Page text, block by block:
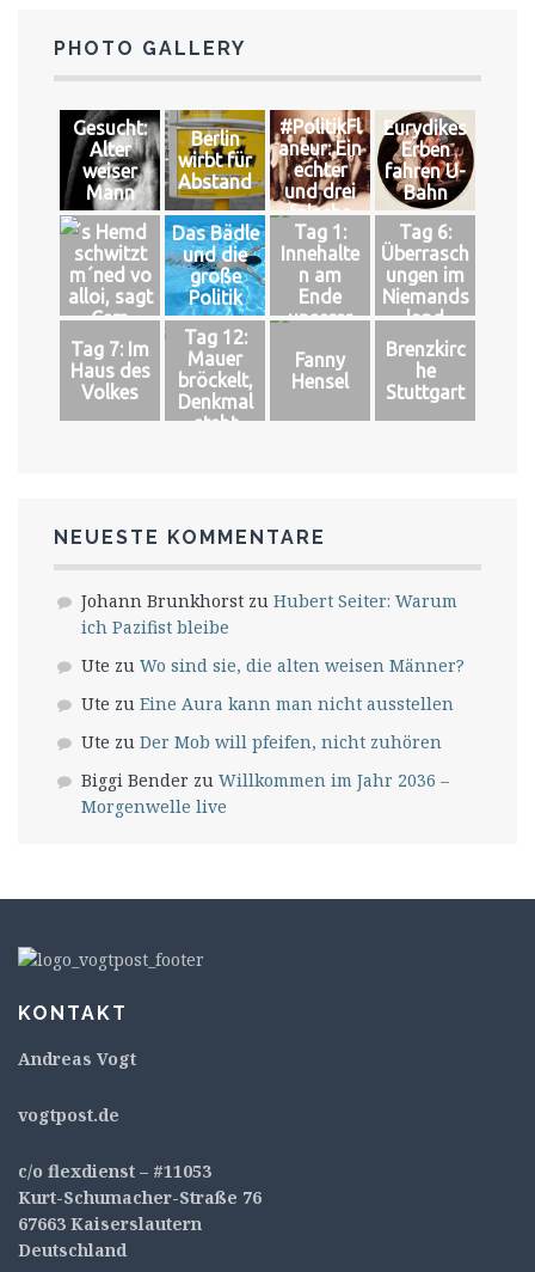
PHOTO GALLERY
Gesucht:
Alter
weiser
Mann
Berlin
wirbt für
Abstand
#PolitikFl
aneur: Ein
echter
und drei
falsche
Könige
Eurydikes
Erben
fahren U-
Bahn
´s Hemd
schwitzt
m´ned vo
alloi, sagt
Cem
Das Bädle
und die
große
Politik
Tag 1:
Innehalte
n am
Ende
unserer
Tag 6:
Überrasch
ungen im
Niemands
land
Tag 7: Im
Haus des
Volkes
Tag 12:
Mauer
bröckelt,
Denkmal
steht
Fanny
Hensel
Brenzkirc
he
Stuttgart
NEUESTE KOMMENTARE
Johann Brunkhorst zu Hubert Seiter: Warum
ich Pazifist bleibe
Ute zu Wo sind sie, die alten weisen Männer?
Ute zu Eine Aura kann man nicht ausstellen
Ute zu Der Mob will pfeifen, nicht zuhören
Biggi Bender zu Willkommen im Jahr 2036 –
Morgenwelle live
KONTAKT
Andreas Vogt
vogtpost.de
c/o flexdienst – #11053
Kurt-Schumacher-Straße 76
67663 Kaiserslautern
Deutschland